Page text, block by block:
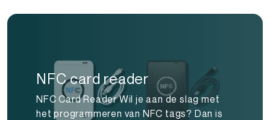
NFC card reader
NFC Card Reader Wil je aan de slag met
het programmeren van NFC tags? Dan is